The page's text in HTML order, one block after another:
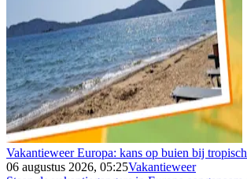
Vakantieweer Europa: kans op buien bij
06 augustus 2026, 05:25Vakantieweer